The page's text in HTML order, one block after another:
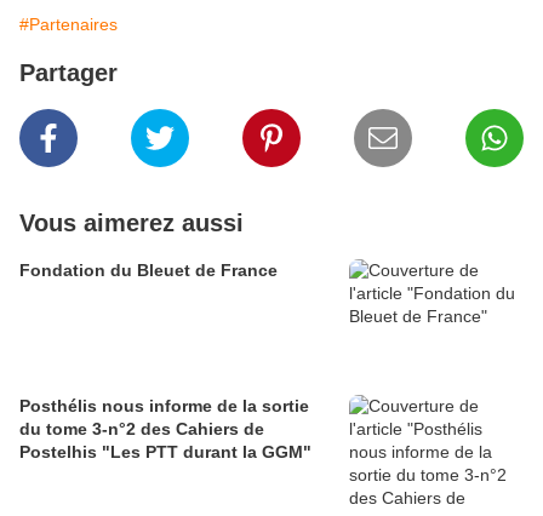
#Partenaires
Partager
Vous aimerez aussi
Fondation du Bleuet de France
Posthélis nous informe de la sortie
du tome 3-n°2 des Cahiers de
Postelhis "Les PTT durant la GGM"